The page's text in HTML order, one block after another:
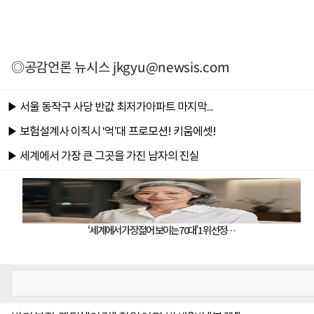
◎공감언론 뉴시스jkgyu@newsis.com